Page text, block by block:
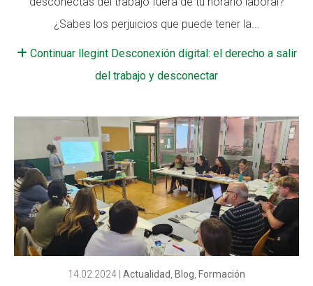
¿Sabes los perjuicios que puede tener la...
Continuar llegint Desconexión digital: el derecho a salir
del trabajo y desconectar
14.02.2024 Actualidad Blog Formación